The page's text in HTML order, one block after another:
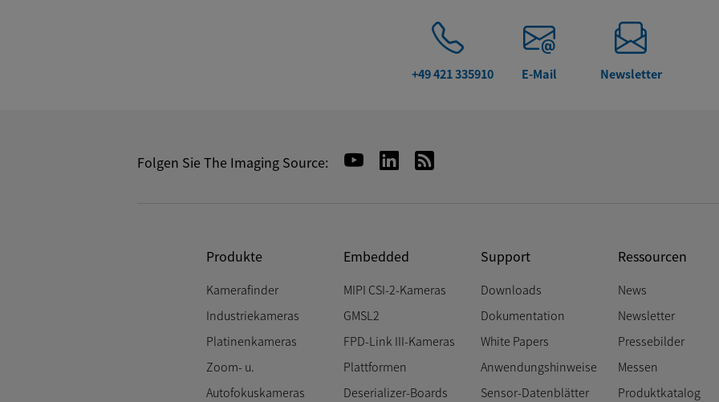
+49 421 335910 E-Mail Newsletter
Folgen Sie The Imaging Source:
Produkte
Kamerafinder
Industriekameras
Platinenkameras
Zoom- u.
Autofokuskameras
Embedded
MIPI CSI-2-Kameras
GMSL2
FPD-Link III-Kameras
Plattformen
Deserializer-Boards
Support
Downloads
Dokumentation
White Papers
Anwendungshinweise
Sensor-Datenblätter
Ressourcen
News
Newsletter
Pressebilder
Messen
Produktkatalog